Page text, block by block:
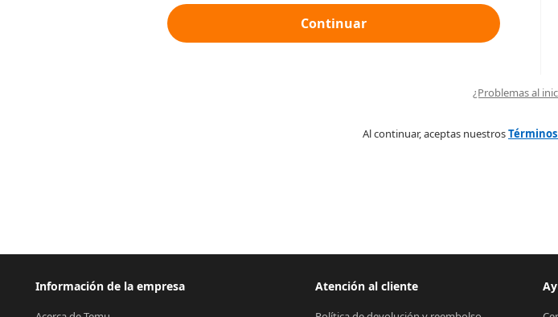
Continuar
¿Problemas al
Al continuar, aceptas nuestros
Información de la empresa Atención al cliente